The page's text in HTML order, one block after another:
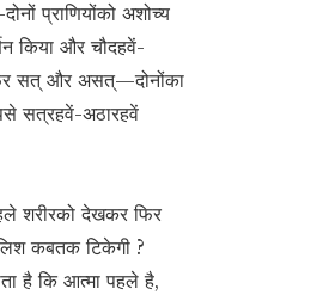
प्राणियोंको अशोच्य
किया और चौदहवें-
सत् और असत्—दोनोंका
सत्रहवें-अठारहवें
शरीरको देखकर फिर
कबतक टिकेगी ?
है कि आत्मा पहले है,